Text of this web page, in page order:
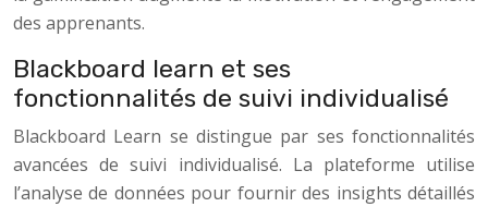
des apprenants.
Blackboard learn et ses
fonctionnalités de suivi individualisé
Blackboard Learn se distingue par ses fonctionnalités
avancées de suivi individualisé. La plateforme utilise
l’analyse de données pour fournir des insights détaillés